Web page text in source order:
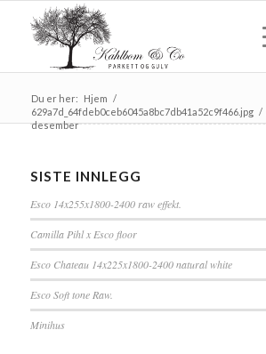
Du er her: Hjem /
629a7d_64fdeb0ceb6045a8bc7db41a52c9f466.jpg /
desember
SISTE INNLEGG
Esco 14x255x1800-2400 raw effekt.
Camilla Pihl x Esco floor
Esco Chateau 14x225x1800-2400 natural white
Esco Soft tone Raw.
Minihus